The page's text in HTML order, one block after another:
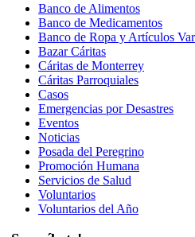
Banco de Alimentos
Banco de Medicamentos
Banco de Ropa y Artículos
Bazar Cáritas
Cáritas de Monterrey
Cáritas Parroquiales
Casos
Emergencias por Desastres
Eventos
Noticias
Posada del Peregrino
Promoción Humana
Servicios de Salud
Voluntarios
Voluntarios del Año